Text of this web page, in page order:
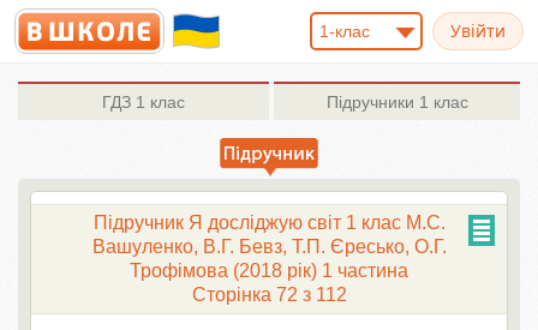
1-клас
ГДЗ 1 клас Підручники 1 клас
Підручник Я досліджую світ 1 клас М.С.
Вашуленко, В.Г. Бевз, Т.П. Єресько, О.Г.
Трофімова (2018 рік) 1 частина
Сторінка 72 з 112